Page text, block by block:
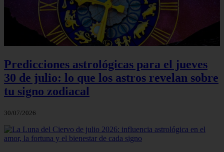
Predicciones astrológicas para el jueves
30 de julio: lo que los astros revelan sobre
tu signo zodiacal
30/07/2026